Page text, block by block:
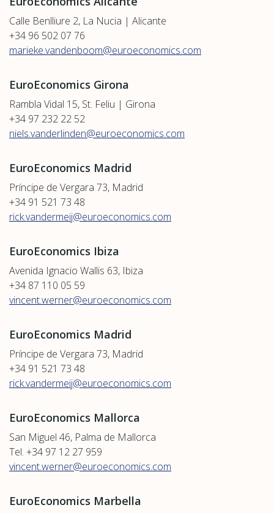
Calle Benlliure 2, La Nucia | Alicante
+34 96 502 07 76
marieke.vandenboom@euroeconomics.com
EuroEconomics Girona
Rambla Vidal 15, St. Feliu | Girona
+34 97 232 22 52
niels.vanderlinden@euroeconomics.com
EuroEconomics Madrid
Príncipe de Vergara 73, Madrid
+34 91 521 73 48
rick.vandermeij@euroeconomics.com
EuroEconomics Ibiza
Avenida Ignacio Wallis 63, Ibiza
+34 87 110 05 59
vincent.werner@euroeconomics.com
EuroEconomics Madrid
Príncipe de Vergara 73, Madrid
+34 91 521 73 48
rick.vandermeij@euroeconomics.com
EuroEconomics Mallorca
San Miguel 46, Palma de Mallorca
Tel. +34 97 12 27 959
vincent.werner@euroeconomics.com
EuroEconomics Marbella